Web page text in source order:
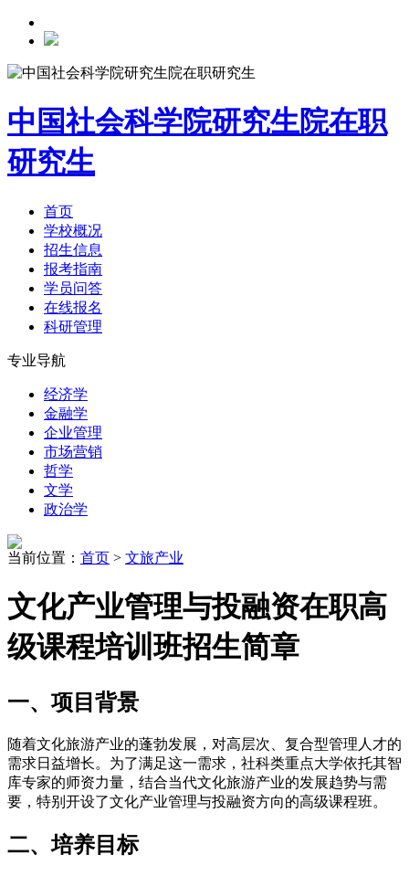
中国社会科学院研究生院在职
研究生
首页
学校概况
招生信息
报考指南
学员问答
在线报名
科研管理
专业导航
经济学
金融学
企业管理
市场营销
哲学
文学
政治学
当前位置： 首页 > 文旅产业
文化产业管理与投融资在职高
级课程培训班招生简章
一、项目背景
随着文化旅游产业的蓬勃发展，对高层次、复合型管理人才的
需求日益增长。为了满足这一需求，社科类重点大学依托其智
库专家的师资力量，结合当代文化旅游产业的发展趋势与需
要，特别开设了文化产业管理与投融资方向的高级课程班。
二、培养目标